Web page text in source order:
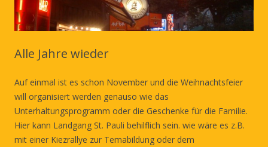
Alle Jahre wieder
Auf einmal ist es schon November und die Weihnachtsfeier
will organisiert werden genauso wie das
Unterhaltungsprogramm oder die Geschenke für die Familie.
Hier kann Landgang St. Pauli behilflich sein. wie wäre es z.B.
mit einer Kiezrallye zur Temabildung oder dem